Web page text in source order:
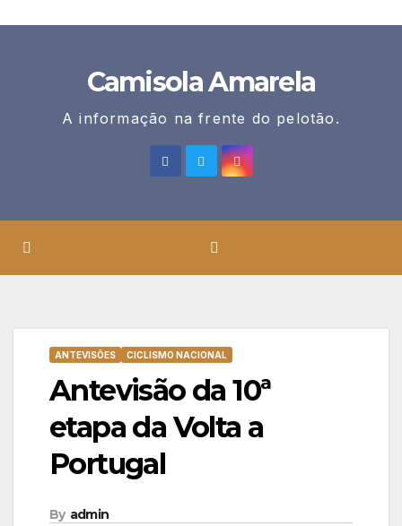
Camisola Amarela
A informação na frente do pelotão.
ANTEVISÕES CICLISMO NACIONAL
Antevisão da 10ª
etapa da Volta a
Portugal
By admin